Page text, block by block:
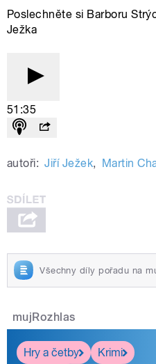
Poslechněte si Barboru
Ježka
51:35
autoři: Jiří Ježek, Martin
Všechny díly pořadu na
mujRozhlas
Hry a četby
Krimi